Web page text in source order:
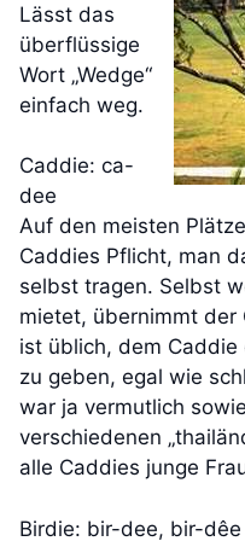
Lässt das
überflüssige
Wort „Wedge“
einfach weg.
Caddie: ca-
dee
Auf den meisten
Caddies Pflicht, man
selbst tragen. Selbst
mietet, übernimmt der
ist üblich, dem Caddie
zu geben, egal wie
war ja vermutlich
verschiedenen
alle Caddies junge
Birdie: bir-dee, bir-dêe